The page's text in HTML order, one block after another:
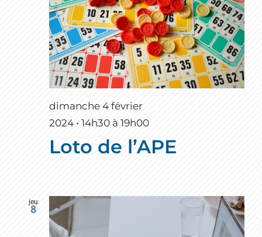
dimanche 4 février
2024 • 14h30 à 19h00
Loto de l’APE
jeu
8